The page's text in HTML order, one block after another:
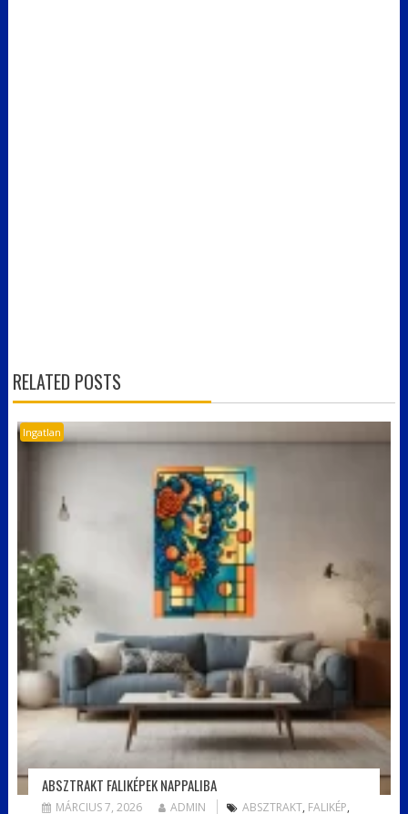
RELATED POSTS
Ingatlan
ABSZTRAKT FALIKÉPEK NAPPALIBA
MÁRCIUS 7, 2026 ADMIN ABSZTRAKT, FALIKÉP,